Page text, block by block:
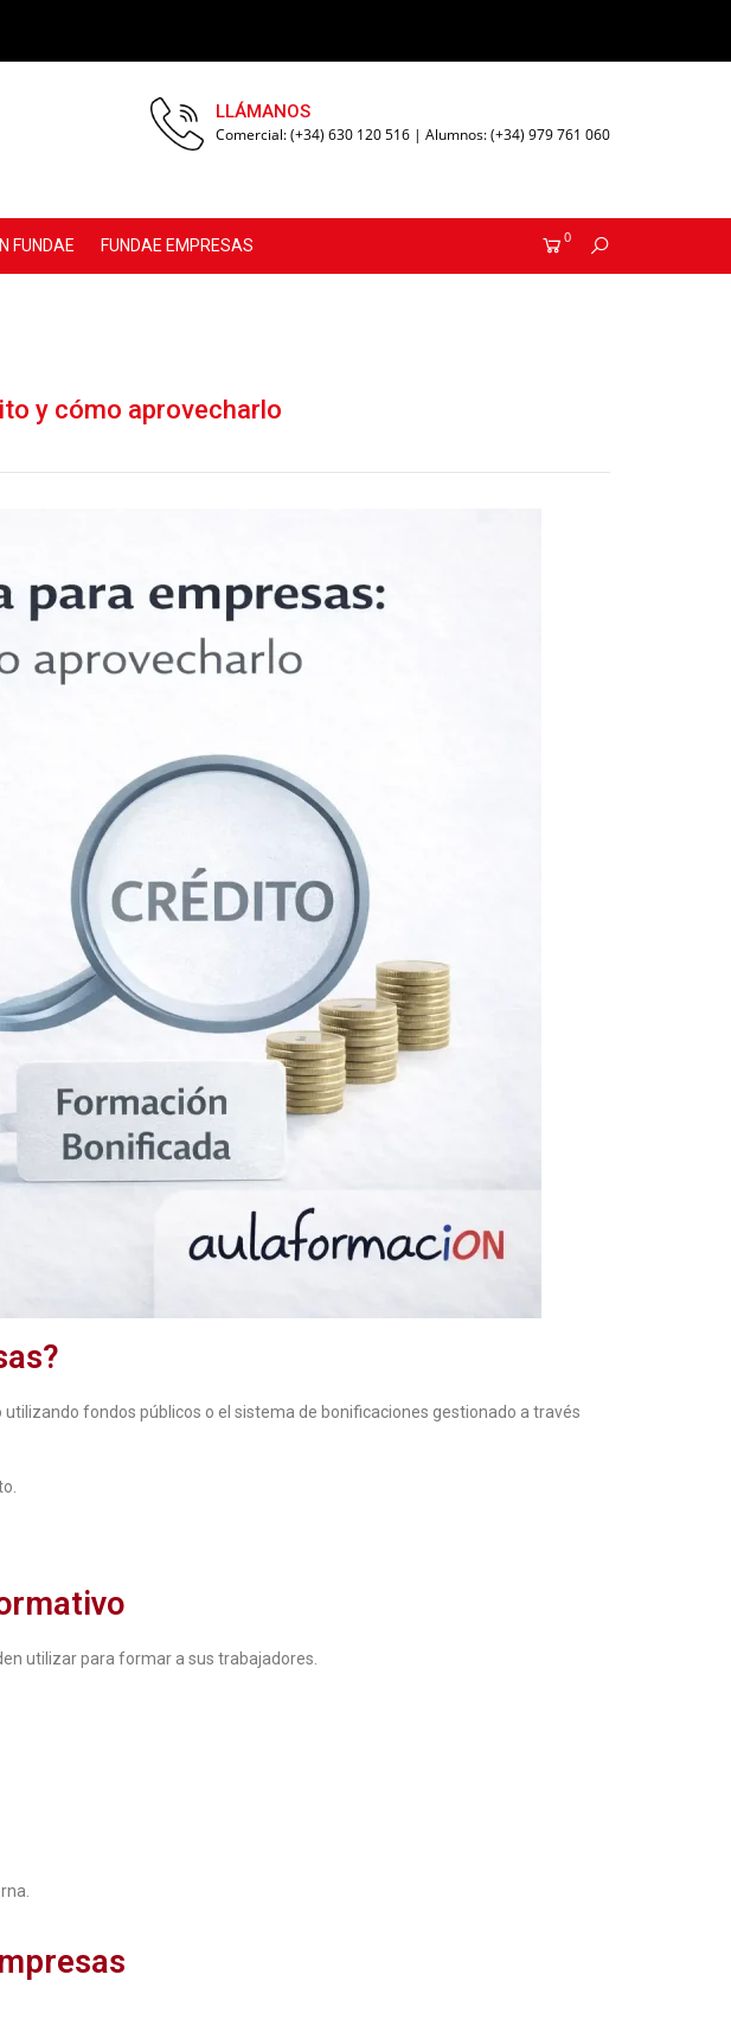
LLÁMANOS
Comercial: (+34) 630 120 516 | Alumnos: (+34) 979 761 060
FUNDAE FUNDAE EMPRESAS 0
y cómo aprovecharlo
fondos públicos o el sistema de bonificaciones gestionado a través
utilizar para formar a sus trabajadores.